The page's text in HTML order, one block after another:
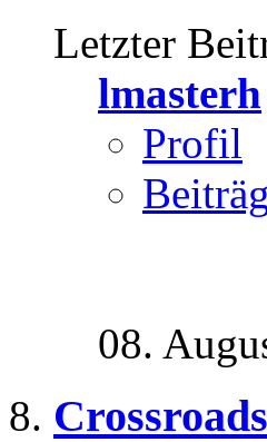
Letzter
lmasterh
Profil
08.